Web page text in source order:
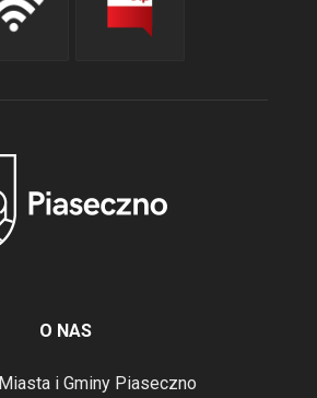
O NAS
i Gminy Piaseczno